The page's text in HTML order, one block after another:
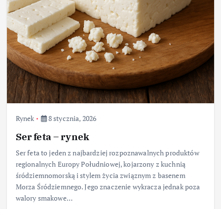
Rynek 8 stycznia, 2026
Ser feta – rynek
Ser feta to jeden z najbardziej rozpoznawalnych produktów
regionalnych Europy Południowej, kojarzony z kuchnią
śródziemnomorską i stylem życia związnym z basenem
Morza Śródziemnego. Jego znaczenie wykracza jednak poza
walory smakowe…